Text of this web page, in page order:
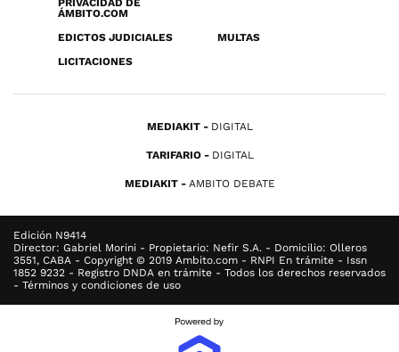
ÁMBITO.COM
EDICTOS JUDICIALES
MULTAS
LICITACIONES
MEDIAKIT DIGITAL
TARIFARIO DIGITAL
MEDIAKIT AMBITO DEBATE
Edición N9414
Director: Gabriel Morini - Propietario: Nefir S.A. - Domicilio: Olleros
3551, CABA - Copyright © 2019 Ambito.com - RNPI En trámite - Issn
1852 9232 - Registro DNDA en trámite - Todos los derechos reservados
- Términos y condiciones de uso